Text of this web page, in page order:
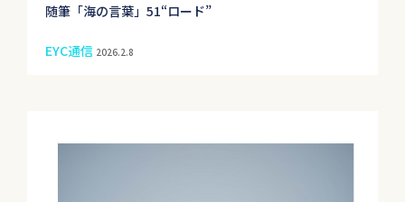
随筆「海の言葉」51“ロード”
EYC通信 2026.2.8